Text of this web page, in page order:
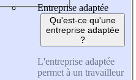
Entreprise adaptée
Qu'est-ce qu'une
entreprise adaptée
?
L'entreprise adaptée
permet à un travailleur